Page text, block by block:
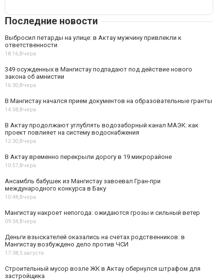
Последние новости
Выбросил петарды на улице: в Актау мужчину привлекли к
ответственности
18:16,Вчера
349 осужденных в Мангистау подпадают под действие нового
закона об амнистии
16:30,Вчера
В Мангистау начался прием документов на образовательные гранты
14:58,Вчера
В Актау продолжают углублять водозаборный канал МАЭК: как
проект повлияет на систему водоснабжения
12:30,Вчера
В Актау временно перекрыли дорогу в 19 микрорайоне
10:57,Вчера
Ансамбль бабушек из Мангистау завоевал Гран-при
международного конкурса в Баку
10:48,Вчера
Мангистау накроет непогода: ожидаются грозы и сильный ветер
09:34,Вчера
Деньги взыскателей оказались на счетах родственников: в
Мангистау возбуждено дело против ЧСИ
17:38,5 августа
Строительный мусор возле ЖК в Актау обернулся штрафом для
застройщика